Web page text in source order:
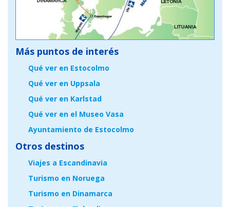
Más puntos de interés
Qué ver en Estocolmo
Qué ver en Uppsala
Qué ver en Karlstad
Qué ver en el Museo Vasa
Ayuntamiento de Estocolmo
Otros destinos
Viajes a Escandinavia
Turismo en Noruega
Turismo en Dinamarca